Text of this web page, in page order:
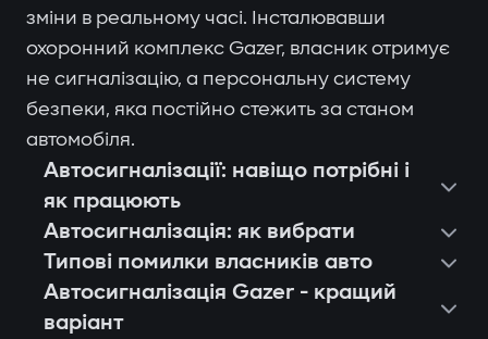
зміни в реальному часі. Інсталювавши
охоронний комплекс Gazer, власник отримує
не сигналізацію, а персональну систему
безпеки, яка постійно стежить за станом
автомобіля.
Автосигналізації: навіщо потрібні і
як працюють
Автосигналізація: як вибрати
Типові помилки власників авто
Автосигналізація Gazer - кращий
варіант